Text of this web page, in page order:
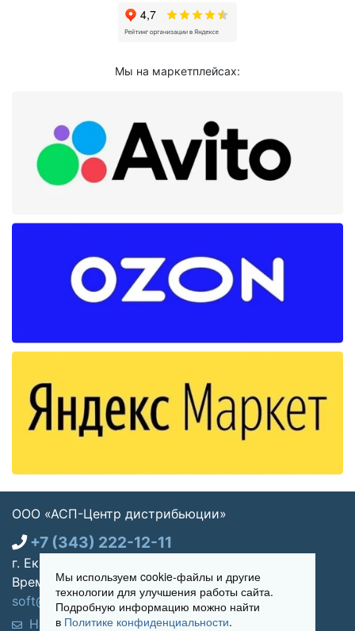
Мы на маркетплейсах:
ООО «АСП-Центр дистрибьюции»
+7 (343) 222-12-11
г. Екатеринбург, ул. Щорса 7, офис 270
Время работы: Пн-пт 09:00 - 18:00
soft@asp-partners.ru
Написать нам
Обратный звонок
Мы используем cookie-файлы и другие
технологии для улучшения работы сайта.
Подробную информацию можно найти
в Политике конфиденциальности.